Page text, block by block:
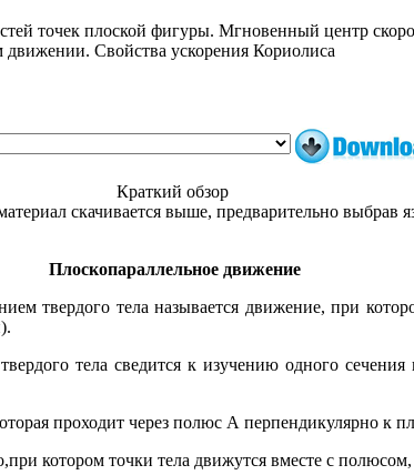
точек плоской фигуры. Мгновенный центр
Свойства ускорения Кориолиса
Краткий обзор
скачивается выше, предварительно выбрав
Плоскопараллельное движение
твердого тела называется движение, при
тела сведится к изучению одного
проходит через полюс А перпендикулярно к
котором точки тела движутся вместе с